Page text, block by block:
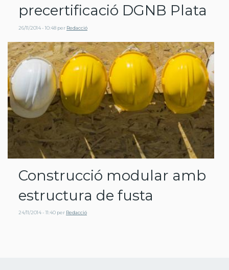
precertificació DGNB Plata
26/11/2014 - 10:48 per Redacció
Construcció modular amb
estructura de fusta
24/11/2014 - 11:40 per Redacció